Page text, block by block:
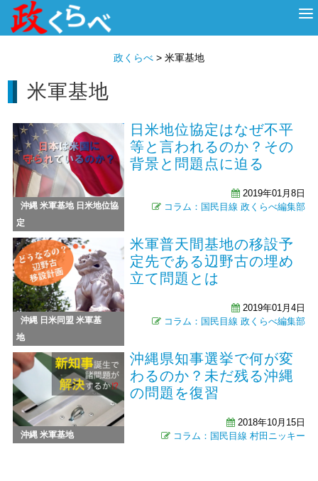
政くらべ > 米軍基地
米軍基地
沖縄 米軍基地 日米地位協
定
日米地位協定はなぜ不平
等と言われるのか？その
背景と問題点に迫る
2019年01月8日
コラム：国民目線 政くらべ編集部
沖縄 日米同盟 米軍基
地
米軍普天間基地の移設予
定先である辺野古の埋め
立て問題とは
2019年01月4日
コラム：国民目線 政くらべ編集部
沖縄 米軍基地
沖縄県知事選挙で何が変
わるのか？未だ残る沖縄
の問題を復習
2018年10月15日
コラム：国民目線 村田ニッキー